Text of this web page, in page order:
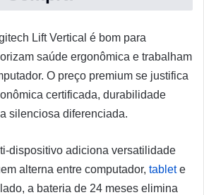
Lift Vertical é bom para
saúde ergonômica e trabalham
O preço premium se justifica
certificada, durabilidade
silenciosa diferenciada.
dispositivo adiciona versatilidade
alterna entre computador, tablete
a bateria de 24 meses elimina